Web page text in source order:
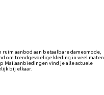
aanbod aan betaalbare damesmode,
om trendgevoelige kleding in veel
Mailaanbiedingen vind je alle actuele
bij elkaar.